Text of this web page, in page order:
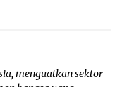
menguatkan sektor